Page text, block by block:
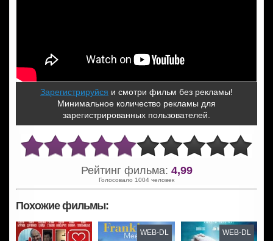
Зарегистрируйся и смотри фильм без рекламы!
Минимальное количество рекламы для
зарегистрированных пользователей.
Рейтинг фильма: 4,99
Голосовало 1004 человек
Похожие фильмы:
WEB-DL WEB-DL